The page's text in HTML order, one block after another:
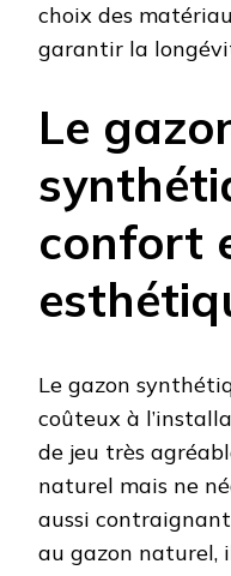
choix des
garantir la
Le
confort
Le gazon
coûteux à
de jeu très
naturel mais ne
aussi
au gazon naturel,